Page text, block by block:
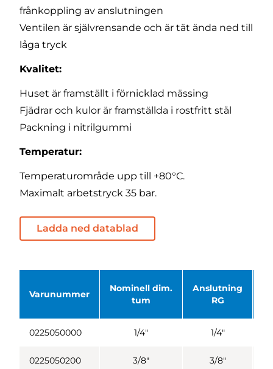
frånkoppling av anslutningen
Ventilen är självrensande och är tät ända ned till
låga tryck
Kvalitet:
Huset är framställt i förnicklad mässing
Fjädrar och kulor är framställda i rostfritt stål
Packning i nitrilgummi
Temperatur:
Temperaturområde upp till +80°C.
Maximalt arbetstryck 35 bar.
Ladda ned datablad
Varunummer
Nominell dim.
tum
Anslutning
RG
0225050000 1/4" 1/4"
0225050200 3/8" 3/8"